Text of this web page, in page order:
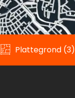
Plattegrond (3)